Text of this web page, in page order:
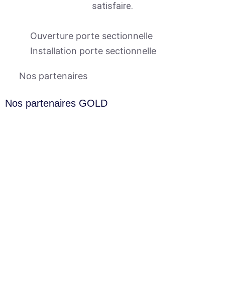
satisfaire.
Ouverture porte sectionnelle
Installation porte sectionnelle
Nos partenaires
Nos partenaires GOLD